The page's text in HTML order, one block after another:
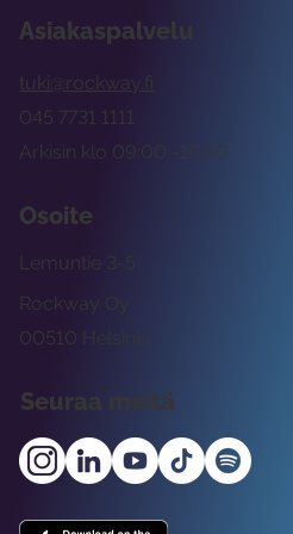
Asiakaspalvelu
tuki@rockway.fi
Arkisin klo 09:00 -15:00
045 7731 1111
Osoite
Rockway Oy
Lemuntie 3-5
00510 Helsinki
Seuraa meitä